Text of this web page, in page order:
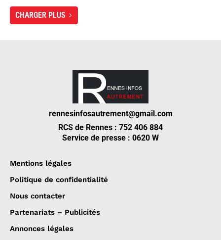
CHARGER PLUS
rennesinfosautrement@gmail.com
RCS de Rennes : 752 406 884
Service de presse : 0620 W
Mentions légales
Politique de confidentialité
Nous contacter
Partenariats – Publicités
Annonces légales